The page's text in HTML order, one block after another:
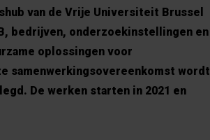
van de Vrije Universiteit Brussel
bedrijven, onderzoekinstellingen en
oplossingen voor
samenwerkingsovereenkomst wordt
De werken starten in 2021 en